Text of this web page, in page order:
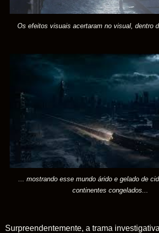
Os efeitos visuais acertaram no visual, dentro
... mostrando esse mundo árido e gelado de
continentes congelados
Surpreendentemente, a trama